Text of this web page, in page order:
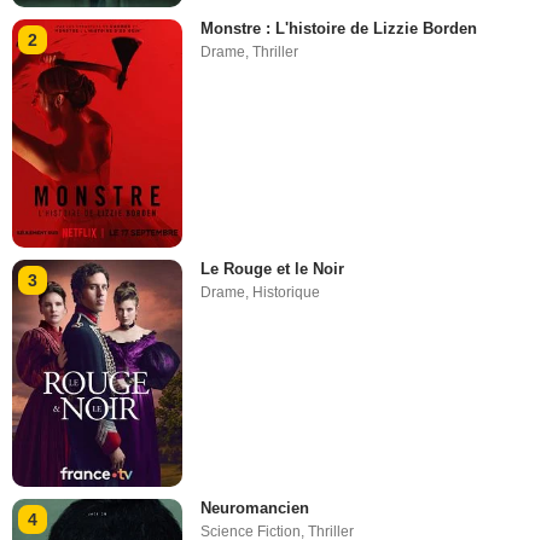
2
Monstre : L'histoire de Lizzie Borden
Drame,Thriller
3
Le Rouge et le Noir
Drame Historique
4
Neuromancien
Science Fiction,Thriller